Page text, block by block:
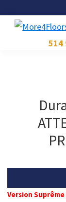
514
Version Suprême